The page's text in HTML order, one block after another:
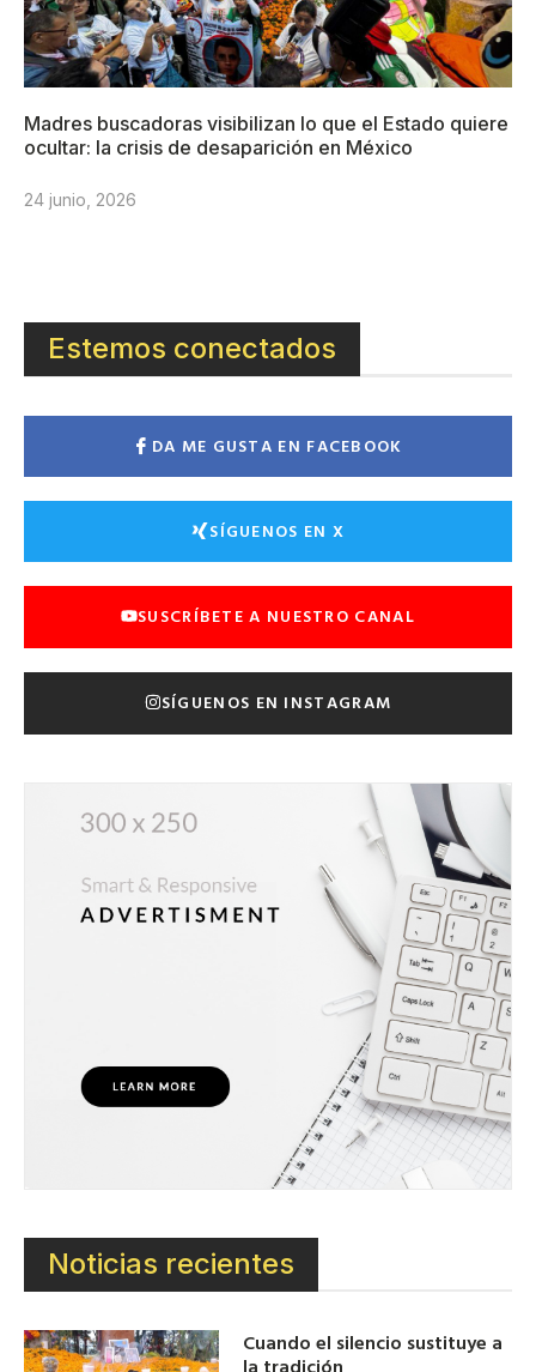
Madres buscadoras visibilizan lo que el Estado quiere
ocultar: la crisis de desaparición en México
24 junio, 2026
Estemos conectados
DA ME GUSTA EN FACEBOOK
SÍGUENOS EN X
SUSCRÍBETE A NUESTRO CANAL
SÍGUENOS EN INSTAGRAM
Noticias recientes
Cuando el silencio sustituye a